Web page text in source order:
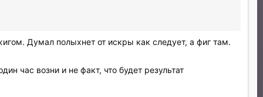
Думал полыхнет от искры как следует, а фиг там.
час возни и не факт, что будет результат